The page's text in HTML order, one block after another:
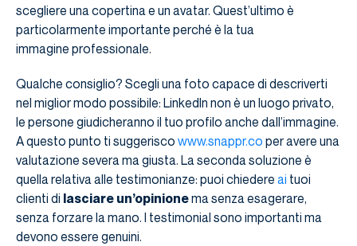
scegliere una copertina e un avatar. Quest’ultimo è
particolarmente importante perché è la tua
immagine professionale.
Qualche consiglio? Scegli una foto capace di descriverti
nel miglior modo possibile: LinkedIn non è un luogo privato,
le persone giudicheranno il tuo profilo anche dall’immagine.
A questo punto ti suggerisco www.snappr.co per avere una
valutazione severa ma giusta. La seconda soluzione è
quella relativa alle testimonianze: puoi chiedere ai tuoi
clienti di lasciare un’opinionema senza esagerare,
senza forzare la mano. I testimonial sono importanti ma
devono essere genuini.